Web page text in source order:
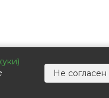
Не согласен